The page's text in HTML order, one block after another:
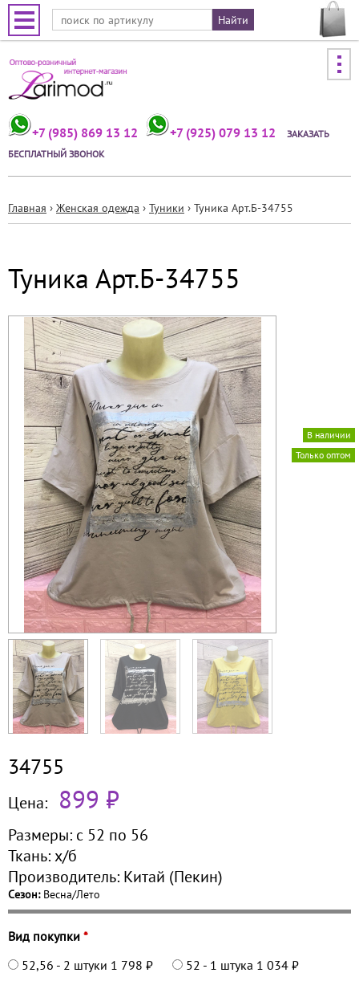
Jump to navigation
+7 (985) 869 13 12 +7 (925) 079 13 12
ЗАКАЗАТЬ
БЕСПЛАТНЫЙ ЗВОНОК
здесь
Главная › Женская одежда › Туники › Туника Арт.Б-34755
Туника Арт.Б-34755
Только оптом
В наличии
34755
Цена: 899 ₽
Размеры: с 52 по 56
Ткань:х/б
Производитель: Китай (Пекин)
Сезон: Весна/Лето
Вид покупки *
52,56 - 2 штуки 1 798 ₽ 52 - 1 штука 1 034 ₽